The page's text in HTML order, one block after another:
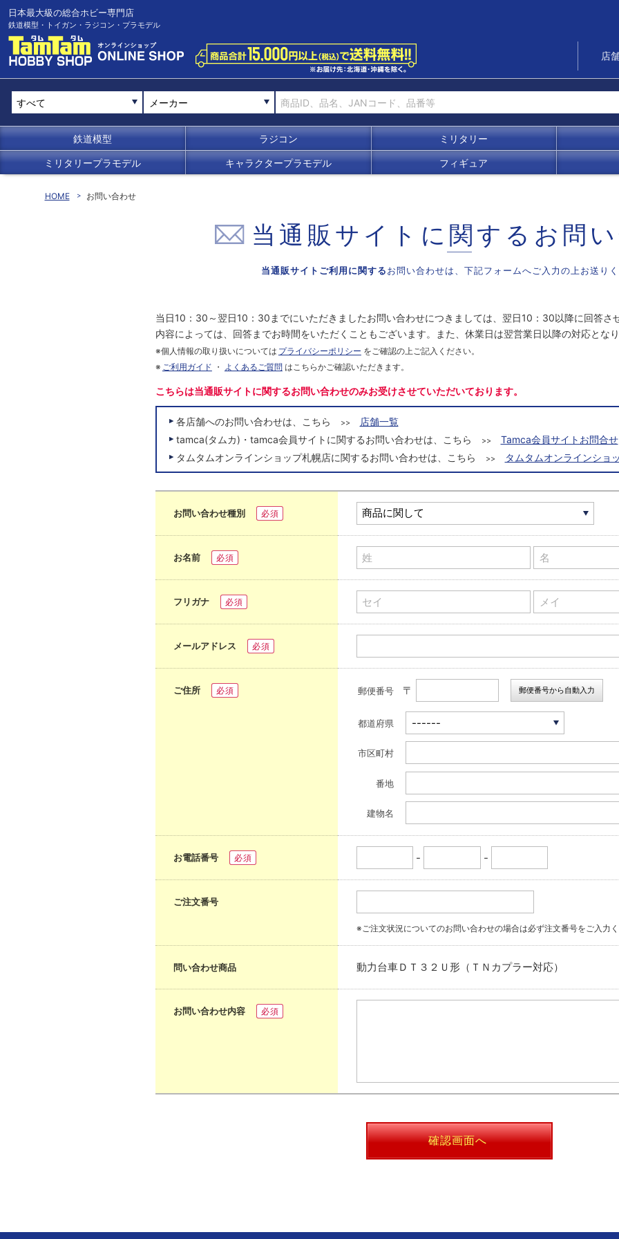
日本最大級の総合ホビー専門店
鉄道模型・トイガン・ラジコン・プラモデル
店
メーカー
鉄道模型 ラジコン ミリタリー
ミリタリープラモデル キャラクタープラモデル フィギュア
HOME お問い合わせ
当通販サイトに関する お問
当通販サイトご利用に関するお問い合わせは、 下記フォームへご入力の上お送り
当日10：30～翌日10：30までにいただきましたお問い合わせにつきましては、翌日10：30以降に回答さ
内容によっては、回答までお時間をいただくこともございます。また、休業日は翌営業日以降の対応とな
※個人情報の取り扱いについては プライバシーポリシー をご確認の上ご記入ください。
※ ご利用ガイド ・ よくあるご質問 はこちらかご確認いただきます。
こちらは当通販サイトに関するお問い合わせのみお受けさせていただいております。
各店舗へのお問い合わせは、こちら >>
店舗一覧
tamca(タムカ)・tamca会員サイトに関するお問い合わせは、こちら
>>
Tamca会員サイトお問合せ
タムタムオンラインショップ札幌店に関するお問い合わせは、こちら
>> タムタムオンラインショ
お問い合わせ種別 必須
お名前 必須
フリガナ 必須
メールアドレス 必須
ご住所 必須 郵便番号 〒 郵便番号から自動入力
都道府県
市区町村
番地
建物名
お電話番号 必須 - -
ご注文番号
※ご注文状況についてのお問い合わせの場合は必ず注文番号をご入力
問い合わせ商品 動力台車ＤＴ３２Ｕ形（ＴＮカプラー対応）
お問い合わせ内容 必須
確認画面へ